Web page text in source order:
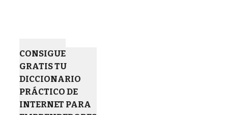
CONSIGUE
GRATIS TU
DICCIONARIO
PRÁCTICO DE
INTERNET PARA